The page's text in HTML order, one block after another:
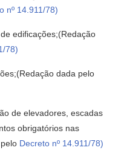
nº 14.911/78)
edificações;(Redação
78)
dada pelo
de elevadores, escadas
obrigatórios nas
Decreto nº 14.911/78)